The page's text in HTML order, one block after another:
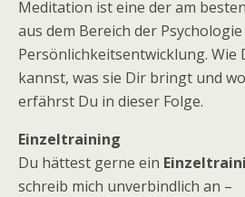
Meditation ist eine der am
aus dem Bereich der
Persönlichkeitsentwicklung.
kannst, was sie Dir bringt und
erfährst Du in dieser Folge.
Einzeltraining
Du hättest gerne ein
schreib mich unverbindlich an –